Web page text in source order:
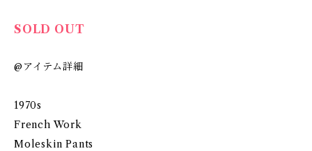
SOLD OUT
@アイテム詳細
1970s
French Work
Moleskin Pants